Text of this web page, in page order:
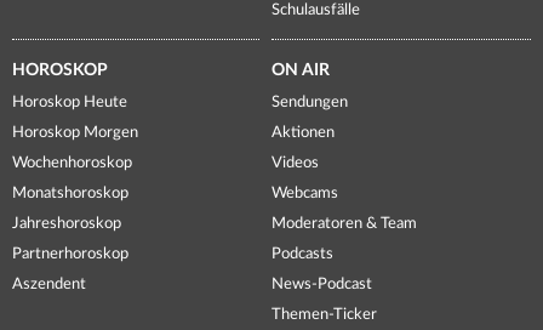
Schulausfälle
HOROSKOP
Horoskop Heute
Horoskop Morgen
Wochenhoroskop
Monatshoroskop
Jahreshoroskop
Partnerhoroskop
Aszendent
ON AIR
Sendungen
Aktionen
Videos
Webcams
Moderatoren & Team
Podcasts
News-Podcast
Themen-Ticker